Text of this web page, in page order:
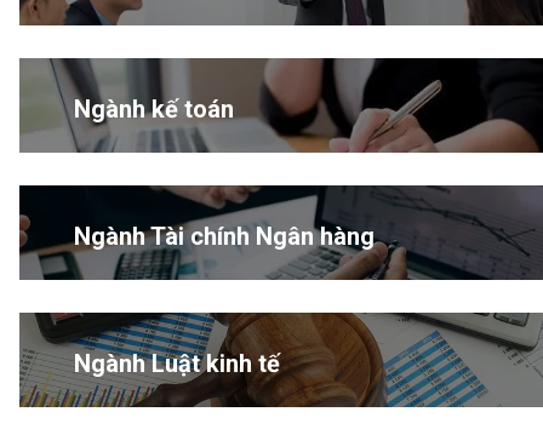
Ngành kế toán
Ngành Tài chính Ngân hàng
Ngành Luật kinh tế